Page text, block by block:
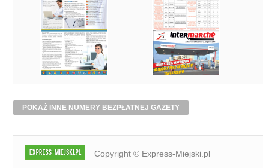
POKAŻ INNE NUMERY BEZPŁATNEJ GAZETY
Copyright © Express-Miejski.pl